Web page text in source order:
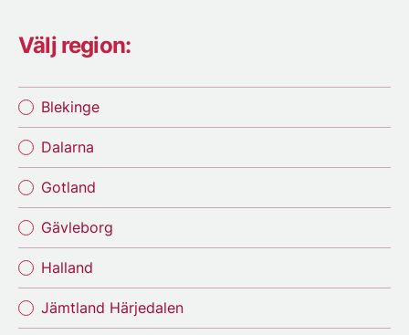
Välj region:
Blekinge
Dalarna
Gotland
Gävleborg
Halland
Jämtland Härjedalen